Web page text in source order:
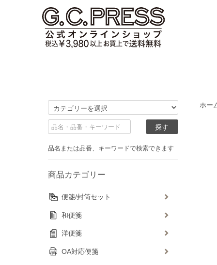
ホー
品名または品番、キーワードで検索できます
商品カテゴリー
便箋/封筒セット
和便箋
洋便箋
OA対応便箋